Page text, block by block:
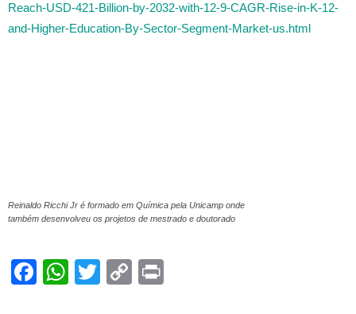
Reach-USD-421-Billion-by-2032-with-12-9-CAGR-Rise-in-K-12-
and-Higher-Education-By-Sector-Segment-Market-us.html
Reinaldo Ricchi Jr é formado em Química pela Unicamp onde
também desenvolveu os projetos de mestrado e doutorado
Facebook
WhatsApp
TwitterCopy